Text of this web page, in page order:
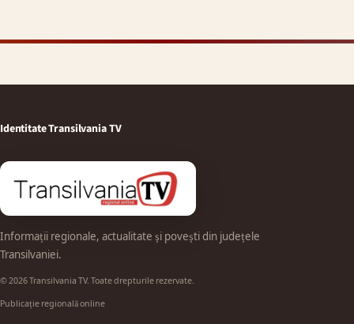
Identitate Transilvania TV
Informații regionale, actualitate și povești din județele
Transilvaniei.
© 2026 Transilvania TV. Toate drepturile rezervate.
Publicație regională online